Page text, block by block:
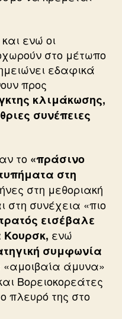
ενώ οι
στο μέτωπο
εδαφικά
προς
κλιμάκωσης,
συνέπειες
το «πράσινο
στη
στη μεθοριακή
στη συνέχεια «πιο
εισέβαλε
Κουρσκ, ενώ
συμφωνία
«αμοιβαία άμυνα»
Βορειοκορεάτες
πλευρό της στο